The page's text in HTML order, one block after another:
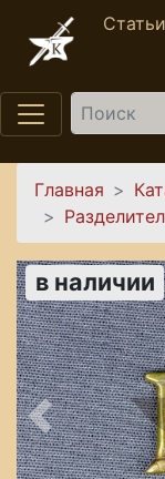
Перейти к Статьи
Найти
Вы здесь
Главная
в наличии
Предыдущее